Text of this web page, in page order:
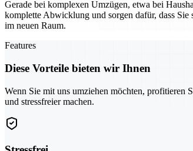
Gerade bei komplexen Umzügen, etwa bei
komplette Abwicklung und sorgen dafür, dass
im neuen Raum.
Features
Diese Vorteile bieten wir Ihnen
Wenn Sie mit uns umziehen möchten, profitieren
und stressfreier machen.